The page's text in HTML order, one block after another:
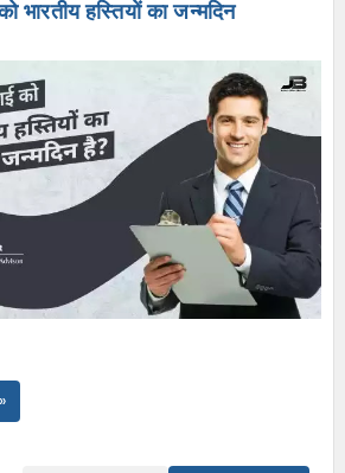
भारतीय हस्तियों का जन्मदिन